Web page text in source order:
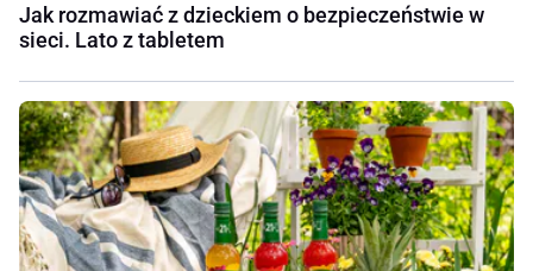
Jak rozmawiać z dzieckiem o bezpieczeństwie w
sieci. Lato z tabletem